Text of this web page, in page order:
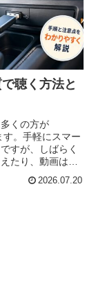
聴く方法と
くの方が
。手軽にスマー
すが、しばらく
たり、動画は再
2026.07.20